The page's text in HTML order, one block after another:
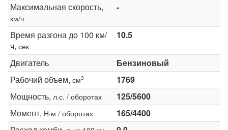
Максимальная скорость,
км/ч
-
Время разгона до 100 км/
ч, сек
10.5
Двигатель
Бензиновый
Рабочий объем, см3
1769
Мощность, л.с. / оборотах
125/5600
Момент, Н·м / оборотах
165/4400